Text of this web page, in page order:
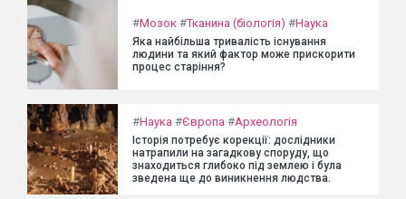
#Мозок #Тканина (біологія) #Наука
Яка найбільша тривалість існування
людини та який фактор може прискорити
процес старіння?
#Наука #Європа #Археологія
Історія потребує корекції: дослідники
натрапили на загадкову споруду, що
знаходиться глибоко під землею і була
зведена ще до виникнення людства.